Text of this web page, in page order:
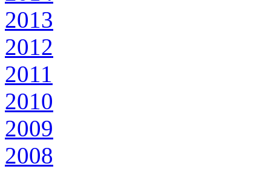
2013
2012
2011
2010
2009
2008